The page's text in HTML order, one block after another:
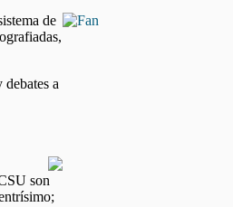
de
debates a
son